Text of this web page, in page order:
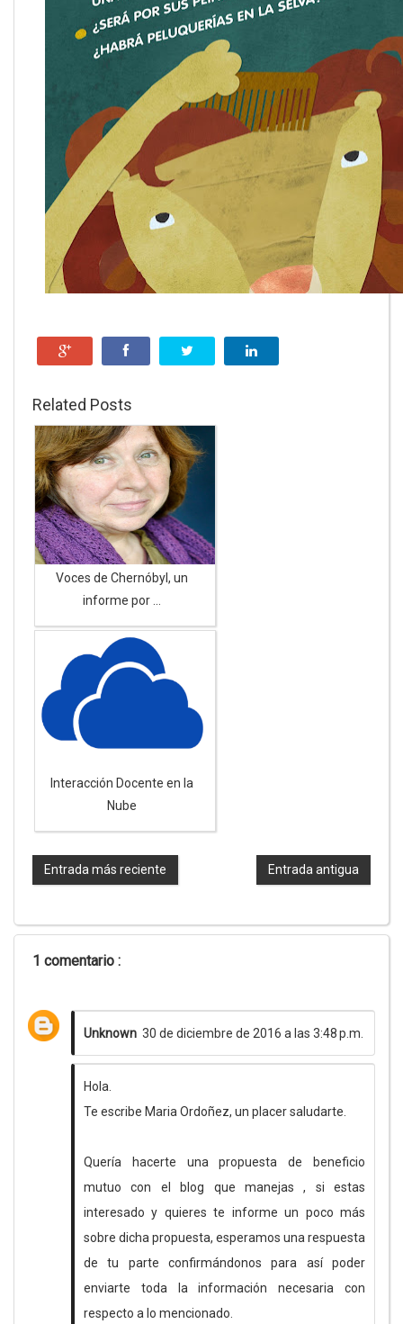
Related Posts
Voces de Chernóbyl, un
informe por ...
Interacción Docente en la
Nube
Entrada más reciente Entrada antigua
1 comentario :
Unknown 30 de diciembre de 2016 a las 3:48 p.m.
Hola.
Te escribe Maria Ordoñez, un placer saludarte.
Quería hacerte una propuesta de beneficio
mutuo con el blog que manejas , si estas
interesado y quieres te informe un poco más
sobre dicha propuesta, esperamos una respuesta
de tu parte confirmándonos para así poder
enviarte toda la información necesaria con
respecto a lo mencionado.